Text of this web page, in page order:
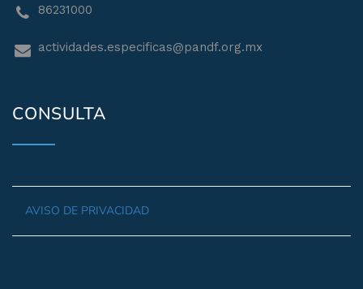
86231000
actividades.especificas@pandf.org.mx
CONSULTA
AVISO DE PRIVACIDAD